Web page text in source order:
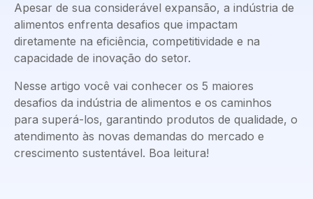
Apesar de sua considerável expansão, a indústria de
alimentos enfrenta desafios que impactam
diretamente na eficiência, competitividade e na
capacidade de inovação do setor.
Nesse artigo você vai conhecer os 5 maiores
desafios da indústria de alimentos e os caminhos
para superá-los, garantindo produtos de qualidade, o
atendimento às novas demandas do mercado e
crescimento sustentável. Boa leitura!